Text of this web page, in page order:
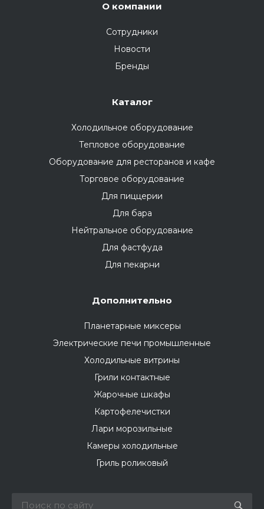
О компании
Сотрудники
Новости
Бренды
Каталог
Холодильное оборудование
Тепловое оборудование
Оборудование для ресторанов и кафе
Торговое оборудование
Для пиццерии
Для бара
Нейтральное оборудование
Для фастфуда
Для пекарни
Дополнительно
Планетарные миксеры
Электрические печи промышленные
Холодильные витрины
Грили контактные
Жарочные шкафы
Картофелечистки
Лари морозильные
Камеры холодильные
Гриль роликовый